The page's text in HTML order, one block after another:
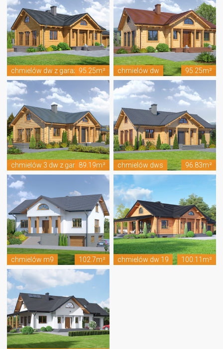
chmielów dw z garażem95.25m² chmielów dw 95.25m²
chmielów 3 dw z garażem89.19m² chmielów dws 96.83m²
chmielów m9 102.7m² chmielów dw 19 100.11m²